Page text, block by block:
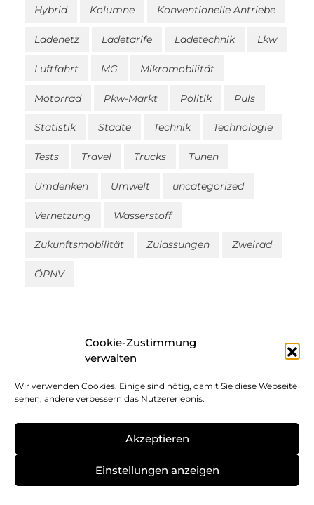
Cookie-Zustimmung
verwalten
Wir verwenden Cookies. Einige sind nötig, damit Sie diese Webseite
sehen, andere verbessern das Nutzererlebnis.
Akzeptieren
Einstellungen anzeigen
Hybrid Kolumne Konventionelle Antriebe
Ladenetz Ladetarife Ladetechnik Lkw
Luftfahrt MG Mikromobilität
Motorrad Pkw-Markt Politik Puls
Statistik Städte Technik Technologie
Tests Travel Trucks Tunen
Umdenken Umwelt uncategorized
Vernetzung Wasserstoff
Zukunftsmobilität Zulassungen Zweirad
ÖPNV
Impressum
Datenschutz